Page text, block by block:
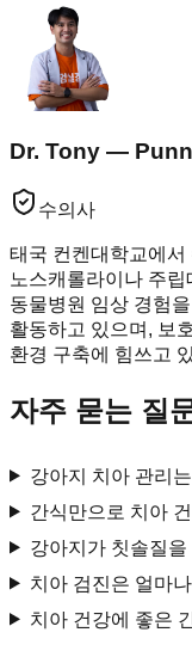
Dr. Tony —
수의사
태국 컨켄대학교에
노스캐롤라이나 주
동물병원 임상 경험
활동하고 있으며, 보
환경 구축에 힘쓰고
자주 묻는 질
강아지 치아 관리
간식만으로 치아
강아지가 칫솔질
치아 검진은 얼마
치아 건강에 좋은